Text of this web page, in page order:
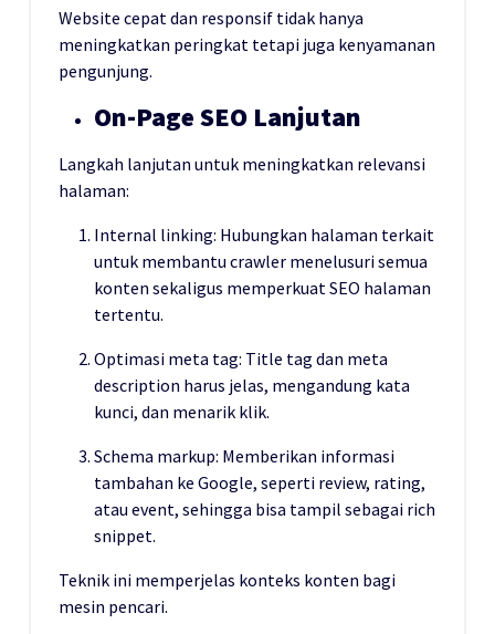
Website cepat dan responsif tidak hanya
meningkatkan peringkat tetapi juga kenyamanan
pengunjung.
On-Page SEO Lanjutan
Langkah lanjutan untuk meningkatkan relevansi
halaman:
Internal linking: Hubungkan halaman terkait
untuk membantu crawler menelusuri semua
konten sekaligus memperkuat SEO halaman
tertentu.
Optimasi meta tag: Title tag dan meta
description harus jelas, mengandung kata
kunci, dan menarik klik.
Schema markup: Memberikan informasi
tambahan ke Google, seperti review, rating,
atau event, sehingga bisa tampil sebagai rich
snippet.
Teknik ini memperjelas konteks konten bagi
mesin pencari.